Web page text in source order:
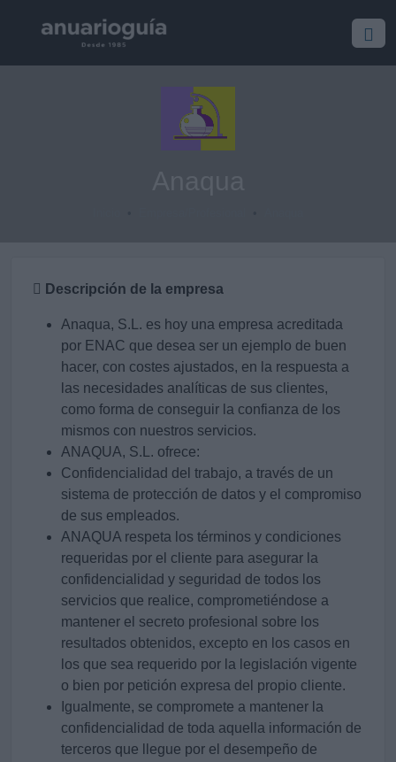
Descripción de la empresa
Anaqua, S.L. es hoy una empresa acreditada
por ENAC que desea ser un ejemplo de buen
hacer, con costes ajustados, en la respuesta a
las necesidades analíticas de sus clientes,
como forma de conseguir la confianza de los
mismos con nuestros servicios.
ANAQUA, S.L. ofrece:
Confidencialidad del trabajo, a través de un
sistema de protección de datos y el compromiso
de sus empleados.
ANAQUA respeta los términos y condiciones
requeridas por el cliente para asegurar la
confidencialidad y seguridad de todos los
servicios que realice, comprometiéndose a
mantener el secreto profesional sobre los
resultados obtenidos, excepto en los casos en
los que sea requerido por la legislación vigente
o bien por petición expresa del propio cliente.
Igualmente, se compromete a mantener la
confidencialidad de toda aquella información de
terceros que llegue por el desempeño de